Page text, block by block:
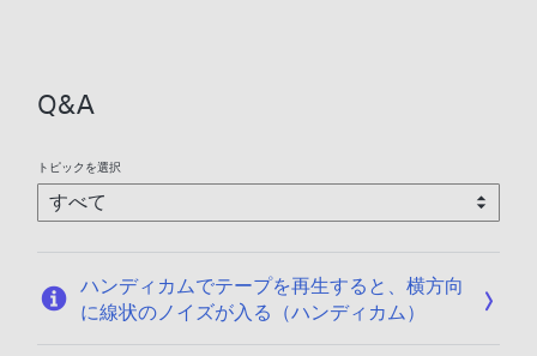
Q&A
トピックを選択
ハンディカムでテープを再生すると、横方向
に線状のノイズが入る（ハンディカム）